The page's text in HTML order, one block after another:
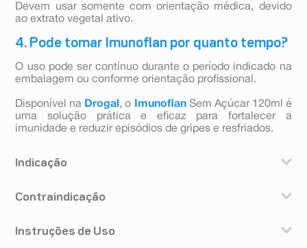
Devem usar somente com orientação médica, devido
ao extrato vegetal ativo.
4. Pode tomar Imunoflan por quanto tempo?
O uso pode ser contínuo durante o período indicado na
embalagem ou conforme orientação profissional.
Disponível na Drogal , o Imunoflan Sem Açúcar 120ml é
uma solução prática e eficaz para fortalecer a
imunidade e reduzir episódios de gripes e resfriados.
Indicação
crônicas do trato respiratório e ouvido, infecções de
Contraindicação
renais e hepáticas.
Instruções de Uso